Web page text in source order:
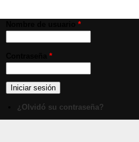
*
*
¿Olvidó su contraseña?